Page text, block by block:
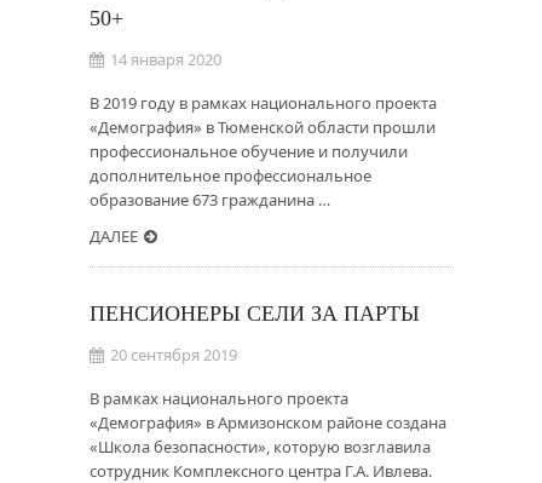
50+
14 января 2020
В 2019 году в рамках национального проекта
«Демография» в Тюменской области прошли
профессиональное обучение и получили
дополнительное профессиональное
образование 673 гражданина …
ДАЛЕЕ
ПЕНСИОНЕРЫ СЕЛИ ЗА ПАРТЫ
20 сентября 2019
В рамках национального проекта
«Демография» в Армизонском районе создана
«Школа безопасности», которую возглавила
сотрудник Комплексного центра Г.А. Ивлева.